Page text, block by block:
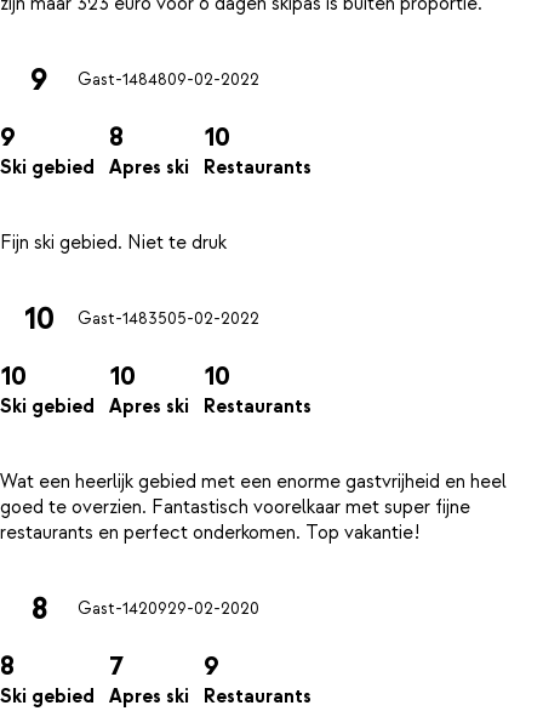
9 Gast-1484809-02-2022
9
Ski gebied
8
Apres ski
10
Restaurants
10 Gast-1483505-02-2022
10
Ski gebied
10
Apres ski
10
Restaurants
Wat een heerlijk gebied met een enorme gastvrijheid en heel
goed te overzien. Fantastisch voorelkaar met super fijne
8 Gast-1420929-02-2020
8
Ski gebied
7
Apres ski
9
Restaurants